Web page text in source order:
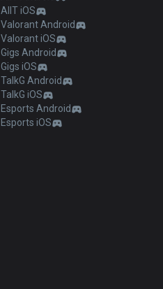
AllT iOS
Valorant Android
Valorant iOS
Gigs Android
Gigs iOS
TalkG Android
TalkG iOS
Esports Android
Esports iOS